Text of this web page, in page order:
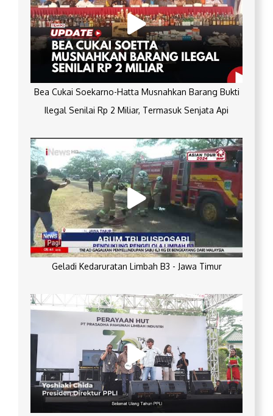
Bea Cukai Soekarno-Hatta Musnahkan Barang Bukti
Ilegal Senilai Rp 2 Miliar, Termasuk Senjata Api
Geladi Kedaruratan Limbah B3 - Jawa Timur